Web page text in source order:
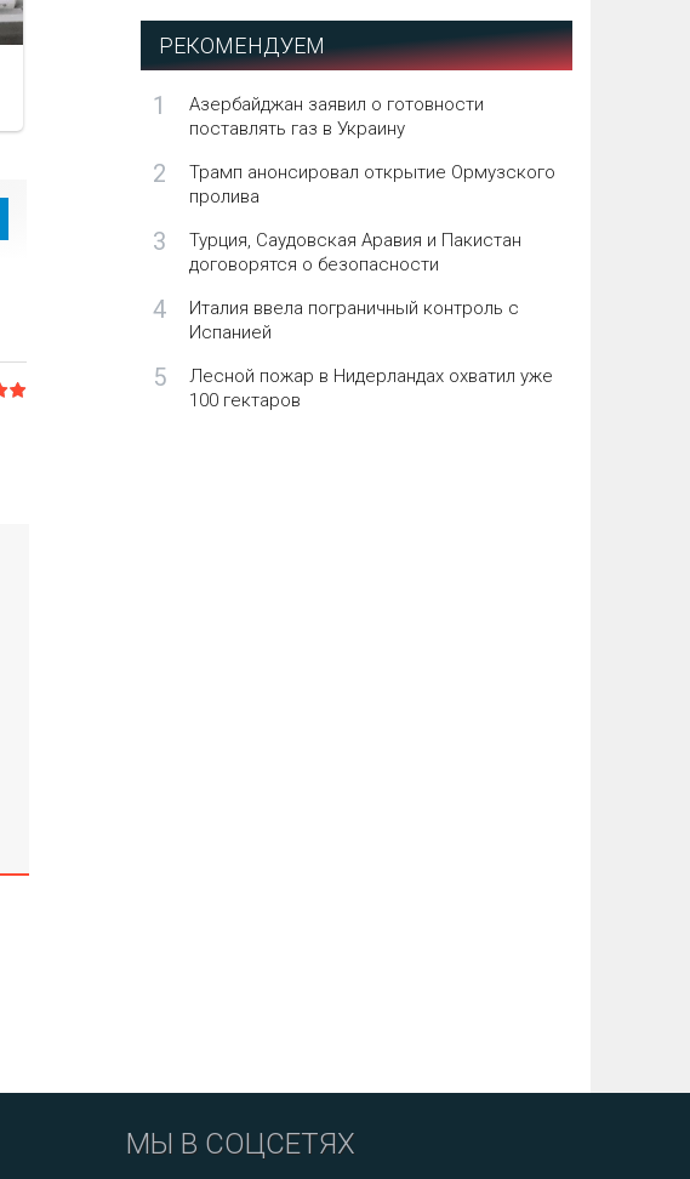
РЕКОМЕНДУЕМ
1
Азербайджан заявил о готовности
поставлять газ в Украину
2
Трамп анонсировал открытие Ормузского
пролива
3
Турция, Саудовская Аравия и Пакистан
договорятся о безопасности
4
Италия ввела пограничный контроль с
Испанией
5
Лесной пожар в Нидерландах охватил уже
100 гектаров
МЫ В СОЦСЕТЯХ